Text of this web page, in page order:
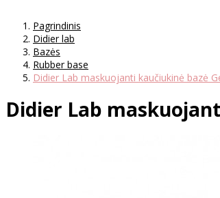
Pagrindinis
Didier lab
Bazės
Rubber base
Didier Lab maskuojanti kaučiukinė bazė
Didier Lab